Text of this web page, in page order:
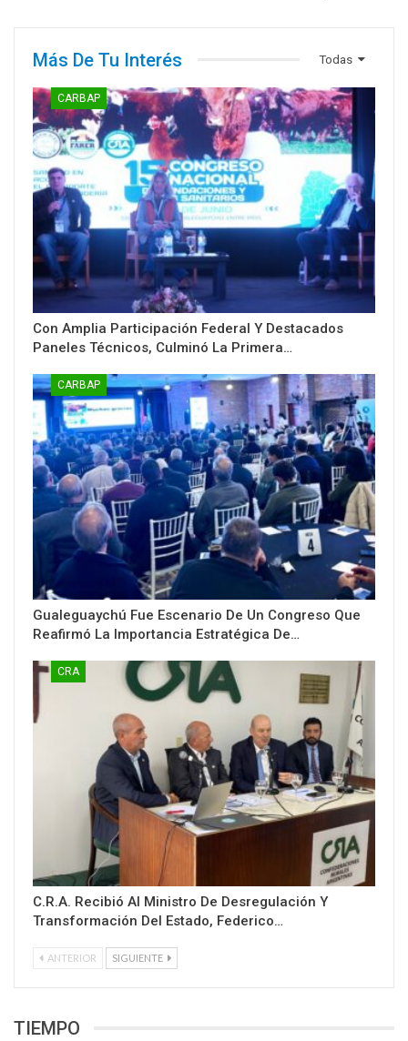
Todas
Más De Tu Interés
CARBAP
Con Amplia Participación Federal Y Destacados
Paneles Técnicos, Culminó La Primera…
CARBAP
Gualeguaychú Fue Escenario De Un Congreso Que
Reafirmó La Importancia Estratégica De…
CRA
C.R.A. Recibió Al Ministro De Desregulación Y
Transformación Del Estado, Federico…
ANTERIOR SIGUIENTE
TIEMPO